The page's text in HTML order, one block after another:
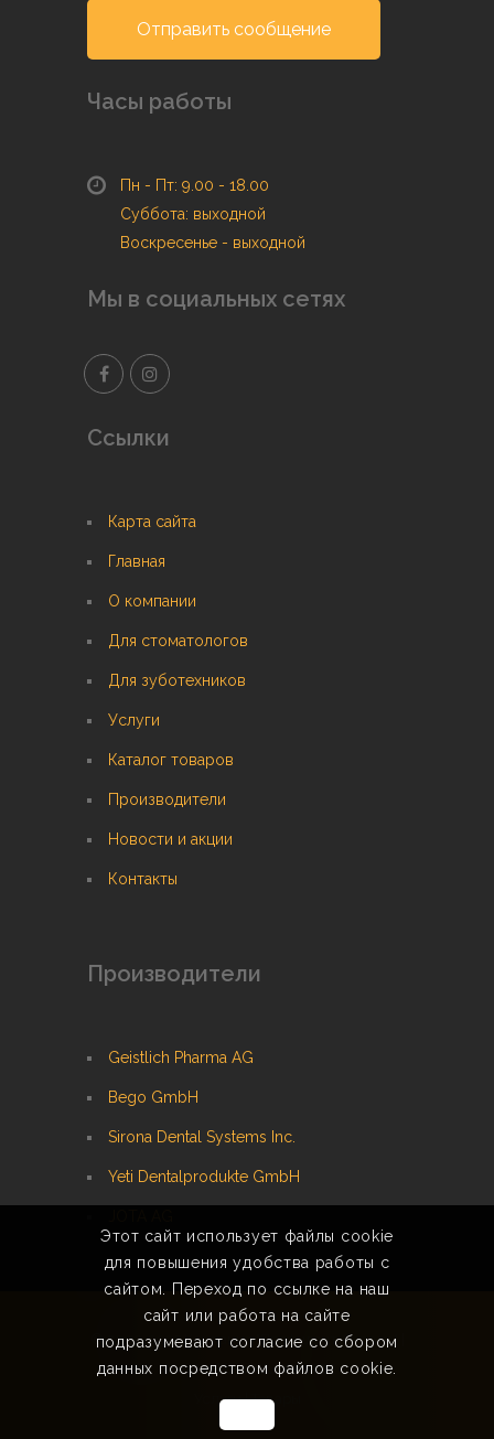
Отправить сообщение
Часы работы
Пн - Пт: 9.00 - 18.00
Суббота: выходной
Воскресенье - выходной
Мы в социальных сетях
Ссылки
Карта сайта
Главная
О компании
Для стоматологов
Для зуботехников
Услуги
Каталог товаров
Производители
Новости и акции
Контакты
Производители
Geistlich Pharma AG
Bego GmbH
Sirona Dental Systems Inc.
Yeti Dentalprodukte GmbH
© 2002-2025 Компания "Профидент-Сервис"
Created by ALL SERVICE
Услуги|Товары
Этот сайт использует файлы cookie
для повышения удобства работы с
сайтом. Переход по ссылке на наш
сайт или работа на сайте
подразумевают согласие со сбором
данных посредством файлов cookie.